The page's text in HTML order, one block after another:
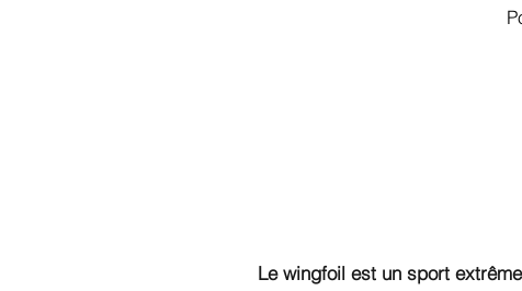
Le wingfoil est un sport extrême